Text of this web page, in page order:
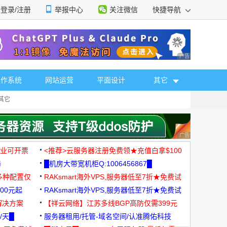
登录/注册 举报中心 关注微信 快捷导航
广告 商业广告，理
系统 网站运营 平面设计 其它
它
广告 商业广告，理
可开票
<推荐>云服务器注册免费领★充值白拿$100
█机房大带宽机柜Q:1006456867█
种配置仅
RAKsmart海外VPS,服务器低至7折★免费试
用★
元起
RAKsmart海外VPS,服务器低至7折★免费试
用★
决方案
【祥云网络】江苏多线BGP高防仅需399元
█
服务器租用/托管-域名空间/认准腾佑科技